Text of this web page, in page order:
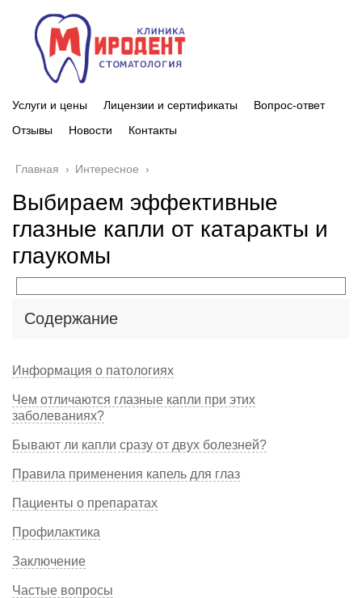
Услуги и цены Лицензии и сертификаты
Вопрос-ответ
Отзывы
Новости Контакты
Главная › Интересное ›
Выбираем эффективные
глазные капли от катаракты и
глаукомы
Содержание
Информация о патологиях
Чем отличаются глазные капли при этих
заболеваниях?
Бывают ли капли сразу от двух болезней?
Правила применения капель для глаз
Пациенты о препаратах
Профилактика
Заключение
Частые вопросы